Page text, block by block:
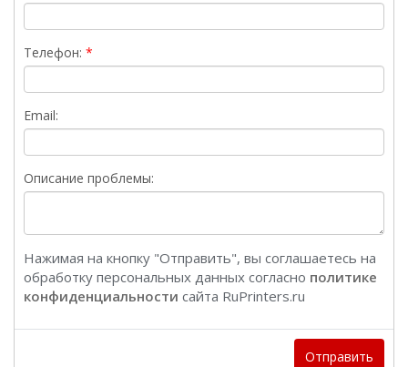
Телефон:
Email:
Описание проблемы:
Нажимая на кнопку "Отправить", вы соглашаетесь на
обработку персональных данных согласно политике
конфиденциальности сайта RuPrinters.ru
Отправить